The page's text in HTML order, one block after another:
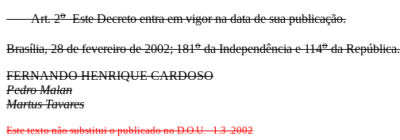
Art. 2oEste Decreto entra em vigor na data de sua publicação.
Brasília, 28 de fevereiro de 2002; 181oda Independência e 114oda República.
FERNANDO HENRIQUE CARDOSO
Pedro Malan
Martus Tavares
Este texto não substitui o publicado no D.O.U. 1.3 .2002